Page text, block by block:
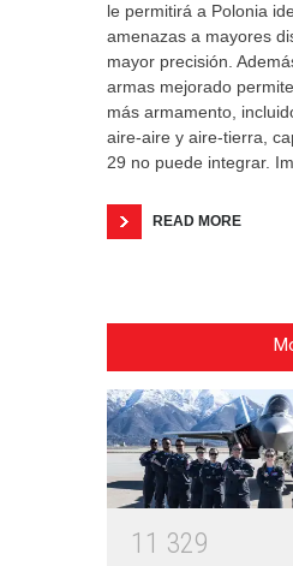
le permitirá a Polonia
amenazas a mayores
mayor precisión.
armas mejorado
más armamento,
aire-aire y aire-tierra,
29 no puede integrar.
READ MORE
1 1 329